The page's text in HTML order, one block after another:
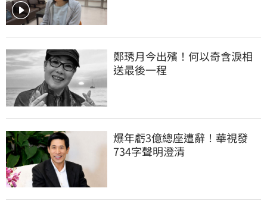
鄭琇月今出殯！何以奇含淚相
送最後一程
爆年虧3億總座遭辭！華視發
734字聲明澄清